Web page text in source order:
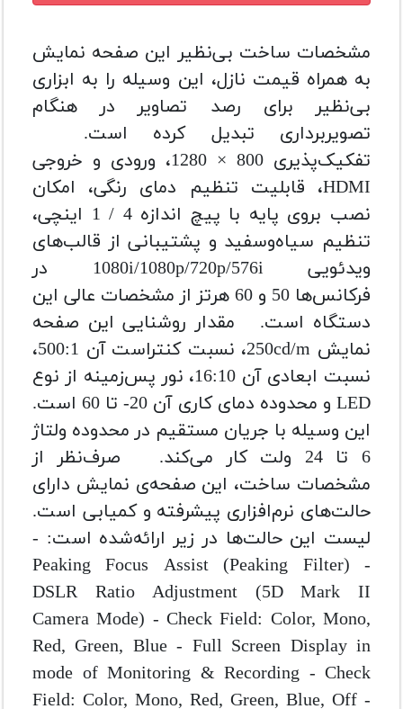
مشخصات ساخت بی‌نظیر این صفحه نمایش
به همراه قیمت نازل، این وسیله را به ابزاری
بی‌نظیر برای رصد تصاویر در هنگام
تصویر‌برداری تبدیل کرده است.
تفکیک‌پذیری 800 × 1280، ورودی و خروجی
HDMI، قابلیت تنظیم دمای رنگی، امکان
نصب بروی پایه با پیچ اندازه 4 / 1 اینچی،
تنظیم سیاه‌وسفید و پشتیبانی از قالب‌های
ویدئویی 1080i/1080p/720p/576i در
فرکانس‌ها 50 و 60 هرتز از مشخصات عالی این
دستگاه است. مقدار روشنایی این صفحه
نمایش 250cd/m، نسبت کنتراست آن 500:1،
نسبت ابعادی آن 16:10، نور پس‌زمینه از نوع
LED و محدوده دمای کاری آن 20- تا 60 است.
این وسیله با جریان مستقیم در محدوده ولتاژ
6 تا 24 ولت کار می‌کند. صرف‌نظر از
مشخصات ساخت، این صفحه‌ی نمایش دارای
حالت‌های نرم‌افزاری پیشرفته و کمیابی است.
لیست این حالت‌ها در زیر ارائه‌شده است: -
Peaking Focus Assist (Peaking Filter) -
DSLR Ratio Adjustment (5D Mark II
Camera Mode) - Check Field: Color, Mono,
Red, Green, Blue - Full Screen Display in
mode of Monitoring & Recording - Check
Field: Color, Mono, Red, Green, Blue, Off -